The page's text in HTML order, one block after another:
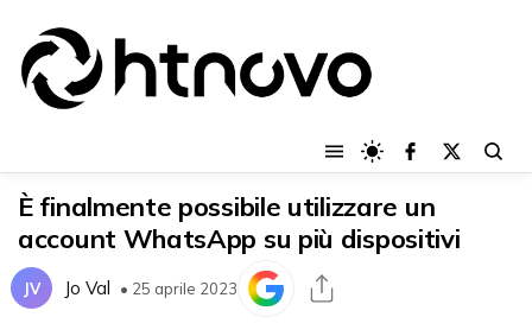
È finalmente possibile utilizzare un
account WhatsApp su più dispositivi
JV Jo Val • 25 aprile 2023